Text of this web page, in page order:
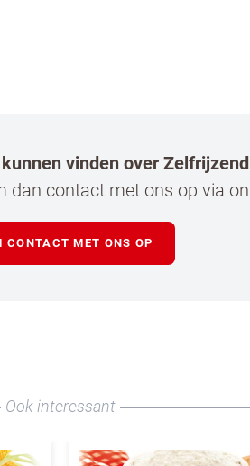
vinden over
dan contact met ons op via
CONTACT MET ONS OP
Ook interessant
nieuws en acties van